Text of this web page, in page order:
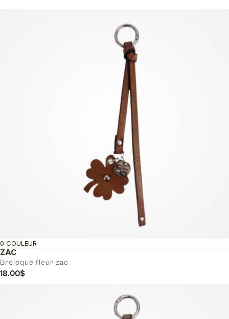
ZAC
Breloque fleur zac
0 COULEUR
18.00$